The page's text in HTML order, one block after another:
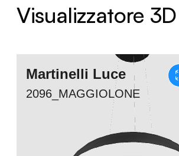
Visualizzatore 3D